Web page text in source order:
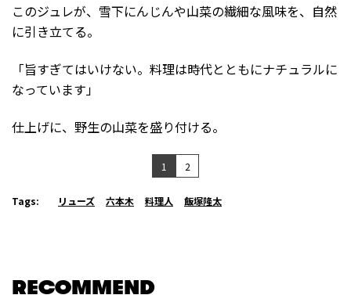
このジュレが、雪下にんじんや山菜の繊細な風味を、自然
に引き立てる。
「旨すぎてはいけない。料理は時代とともにナチュラルに
なっています」
仕上げに、野生の山菜を盛り付ける。
1 2
Tags: リューズ 六本木 料理人 飯塚隆太
RECOMMEND